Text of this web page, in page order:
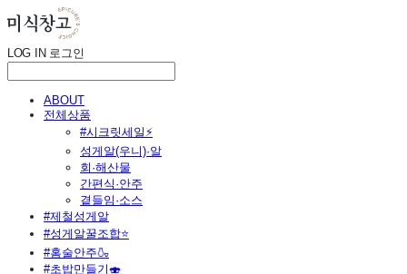
LOG IN 로그인
ABOUT
전체상품
#시크릿세일⚡
성게알(우니)·알
회·해산물
간편식·안주
곁들임·소스
#제철성게알
#성게알꿀조합⭐
#홈술안주🍶
#초밥만들기🍣